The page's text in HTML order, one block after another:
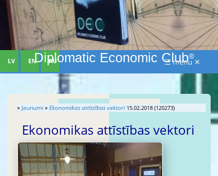
Diplomatic Economic Club®
LV EN RU ☰ menu ✕
» Jaunumi »Ekonomikas attīstības vektori 15.02.2018 (120273)
Ekonomikas attīstības vektori